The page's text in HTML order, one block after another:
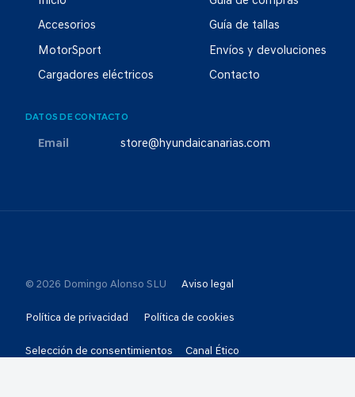
Accesorios
MotorSport
Cargadores eléctricos
Guía de tallas
Envíos y devoluciones
Contacto
DATOS DE CONTACTO
Email store@hyundaicanarias.com
© 2026 Domingo Alonso SLU Aviso legal
Política de privacidad Política de cookies
Selección de consentimientos Canal Ético